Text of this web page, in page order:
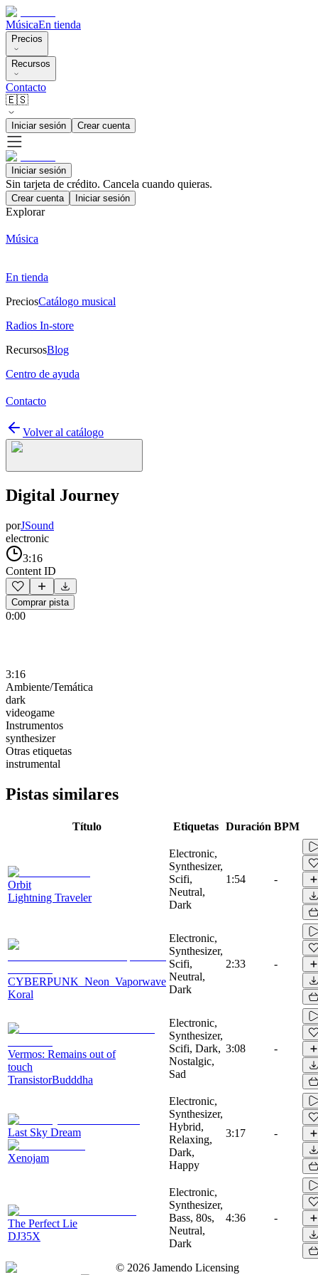
MúsicaEn tienda
Precios
Recursos
Contacto
🇪🇸
Iniciar sesión Crear cuenta
Iniciar sesión
Sin tarjeta de crédito. Cancela cuando quieras.
Crear cuenta Iniciar sesión
Explorar
Música
En tienda
PreciosCatálogo musical
Radios In-store
RecursosBlog
Centro de ayuda
Contacto
Volver al catálogo
Digital Journey
porJSound
electronic
3:16
Content ID
Comprar pista
0:00
3:16
Ambiente/Temática
dark
videogame
Instrumentos
synthesizer
Otras etiquetas
instrumental
Pistas similares
Título Etiquetas Duración BPM
Orbit
Lightning Traveler
Electronic,
Synthesizer,
Scifi,
Neutral,
Dark
1:54 -
CYBERPUNK_Neon_Vaporwave
Koral
Electronic,
Synthesizer,
Scifi,
Neutral,
Dark
2:33 -
Vermos: Remains out of
touch
TransistorBudddha
Electronic,
Synthesizer,
Scifi, Dark,
Nostalgic,
Sad
3:08 -
Last Sky Dream
Xenojam
Electronic,
Synthesizer,
Hybrid,
Relaxing,
Dark,
Happy
3:17 -
The Perfect Lie
DJ35X
Electronic,
Synthesizer,
Bass, 80s,
Neutral,
Dark
4:36 -
© 2026 Jamendo Licensing